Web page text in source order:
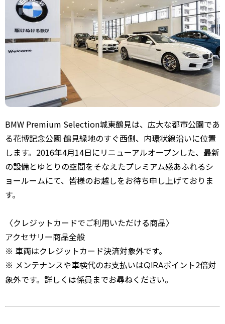
BMW Premium Selection城東鶴見は、広大な都市公園であ
る花博記念公園 鶴見緑地のすぐ西側、内環状線沿いに位置
します。2016年4月14日にリニューアルオープンした、最新
の設備とゆとりの空間をそなえたプレミアム感あふれるシ
ョールームにて、皆様のお越しをお待ち申し上げておりま
す。
〈クレジットカードでご利用いただける商品〉
アクセサリー商品全般
※ 車両はクレジットカード決済対象外です。
※ メンテナンスや車検代のお支払いはQIRAポイント2倍対
象外です。詳しくは係員までお尋ねください。